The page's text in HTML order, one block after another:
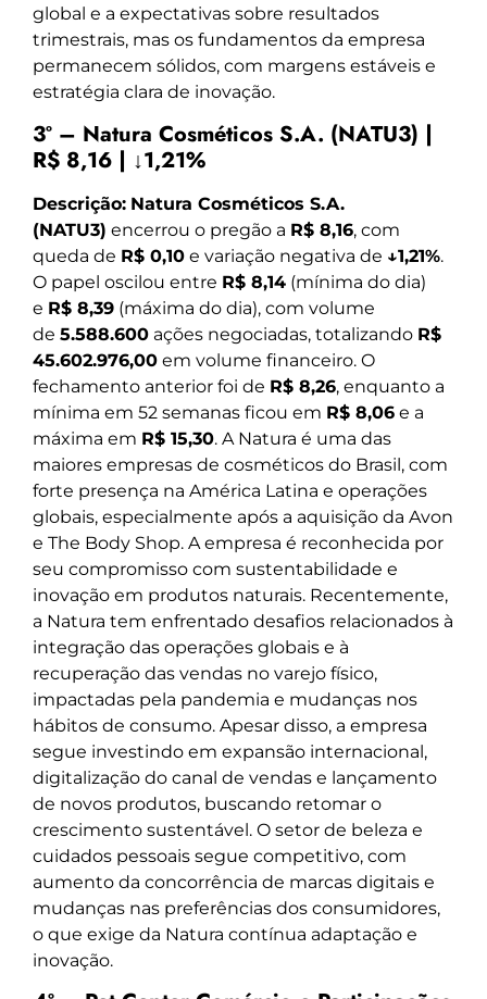
global e a expectativas sobre resultados
trimestrais, mas os fundamentos da empresa
permanecem sólidos, com margens estáveis e
estratégia clara de inovação.
3º – Natura Cosméticos S.A. (NATU3) |
R$ 8,16 | ↓1,21%
Descrição: Natura Cosméticos S.A.
(NATU3) encerrou o pregão a R$ 8,16, com
queda de R$ 0,10 e variação negativa de ↓1,21%.
O papel oscilou entre R$ 8,14 (mínima do dia)
e R$ 8,39 (máxima do dia), com volume
de 5.588.600 ações negociadas, totalizando R$
45.602.976,00 em volume financeiro. O
fechamento anterior foi de R$ 8,26, enquanto a
mínima em 52 semanas ficou em R$ 8,06 e a
máxima em R$ 15,30. A Natura é uma das
maiores empresas de cosméticos do Brasil, com
forte presença na América Latina e operações
globais, especialmente após a aquisição da Avon
e The Body Shop. A empresa é reconhecida por
seu compromisso com sustentabilidade e
inovação em produtos naturais. Recentemente,
a Natura tem enfrentado desafios relacionados à
integração das operações globais e à
recuperação das vendas no varejo físico,
impactadas pela pandemia e mudanças nos
hábitos de consumo. Apesar disso, a empresa
segue investindo em expansão internacional,
digitalização do canal de vendas e lançamento
de novos produtos, buscando retomar o
crescimento sustentável. O setor de beleza e
cuidados pessoais segue competitivo, com
aumento da concorrência de marcas digitais e
mudanças nas preferências dos consumidores,
o que exige da Natura contínua adaptação e
inovação.